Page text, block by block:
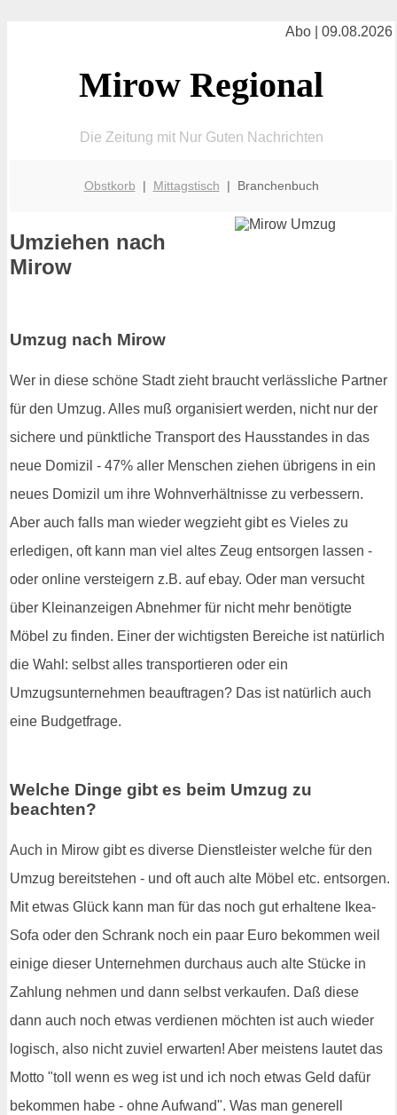
Abo | 09.08.2026
Mirow Regional
Die Zeitung mit Nur Guten Nachrichten
Obstkorb | Mittagstisch | Branchenbuch
Umziehen nach
Mirow
Umzug nach Mirow
Wer in diese schöne Stadt zieht braucht verlässliche Partner
für den Umzug. Alles muß organisiert werden, nicht nur der
sichere und pünktliche Transport des Hausstandes in das
neue Domizil - 47% aller Menschen ziehen übrigens in ein
neues Domizil um ihre Wohnverhältnisse zu verbessern.
Aber auch falls man wieder wegzieht gibt es Vieles zu
erledigen, oft kann man viel altes Zeug entsorgen lassen -
oder online versteigern z.B. auf ebay. Oder man versucht
über Kleinanzeigen Abnehmer für nicht mehr benötigte
Möbel zu finden. Einer der wichtigsten Bereiche ist natürlich
die Wahl: selbst alles transportieren oder ein
Umzugsunternehmen beauftragen? Das ist natürlich auch
eine Budgetfrage.
Welche Dinge gibt es beim Umzug zu
beachten?
Auch in Mirow gibt es diverse Dienstleister welche für den
Umzug bereitstehen - und oft auch alte Möbel etc. entsorgen.
Mit etwas Glück kann man für das noch gut erhaltene Ikea-
Sofa oder den Schrank noch ein paar Euro bekommen weil
einige dieser Unternehmen durchaus auch alte Stücke in
Zahlung nehmen und dann selbst verkaufen. Daß diese
dann auch noch etwas verdienen möchten ist auch wieder
logisch, also nicht zuviel erwarten! Aber meistens lautet das
Motto "toll wenn es weg ist und ich noch etwas Geld dafür
bekommen habe - ohne Aufwand". Was man generell